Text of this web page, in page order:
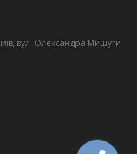
вул. Олександра Мишуги,